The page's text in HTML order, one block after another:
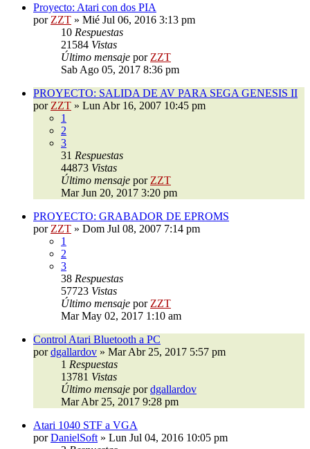
Proyecto: Atari con dos PIA
por ZZT » Mié Jul 06, 2016 3:13 pm
10 Respuestas
21584 Vistas
Último mensaje por ZZT
Sab Ago 05, 2017 8:36 pm
PROYECTO: SALIDA DE AV PARA SEGA GENESIS II
por ZZT » Lun Abr 16, 2007 10:45 pm
1
2
3
31 Respuestas
44873 Vistas
Último mensaje por ZZT
Mar Jun 20, 2017 3:20 pm
PROYECTO: GRABADOR DE EPROMS
por ZZT » Dom Jul 08, 2007 7:14 pm
1
2
3
38 Respuestas
57723 Vistas
Último mensaje por ZZT
Mar May 02, 2017 1:10 am
Control Atari Bluetooth a PC
pordgallardov » Mar Abr 25, 2017 5:57 pm
1 Respuestas
13781 Vistas
Último mensaje pordgallardov
Mar Abr 25, 2017 9:28 pm
Atari 1040 STF a VGA
porDanielSoft » Lun Jul 04, 2016 10:05 pm